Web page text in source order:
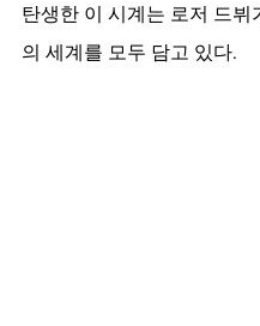
탄생한 이 시계는 로저 드
의 세계를 모두 담고 있다.